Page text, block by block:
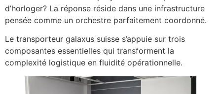
d’horloger? La réponse réside dans une infrastructure
pensée comme un orchestre parfaitement coordonné.
Le transporteur galaxus suisse s’appuie sur trois
composantes essentielles qui transforment la
complexité logistique en fluidité opérationnelle.